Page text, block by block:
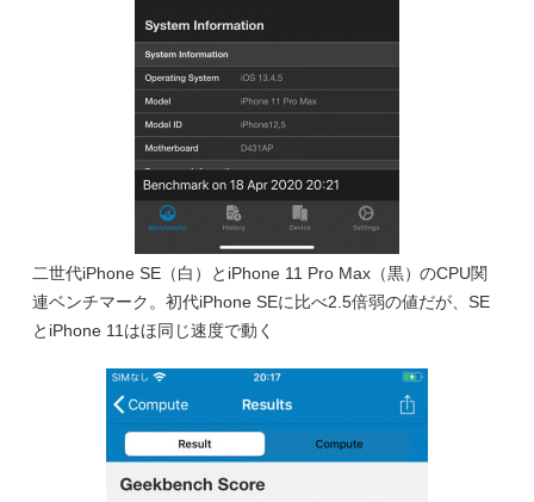
二世代iPhone SE（白）とiPhone 11 Pro Max（黒）のCPU関
連ベンチマーク。初代iPhone SEに比べ2.5倍弱の値だが、SE
とiPhone 11はほ同じ速度で動く